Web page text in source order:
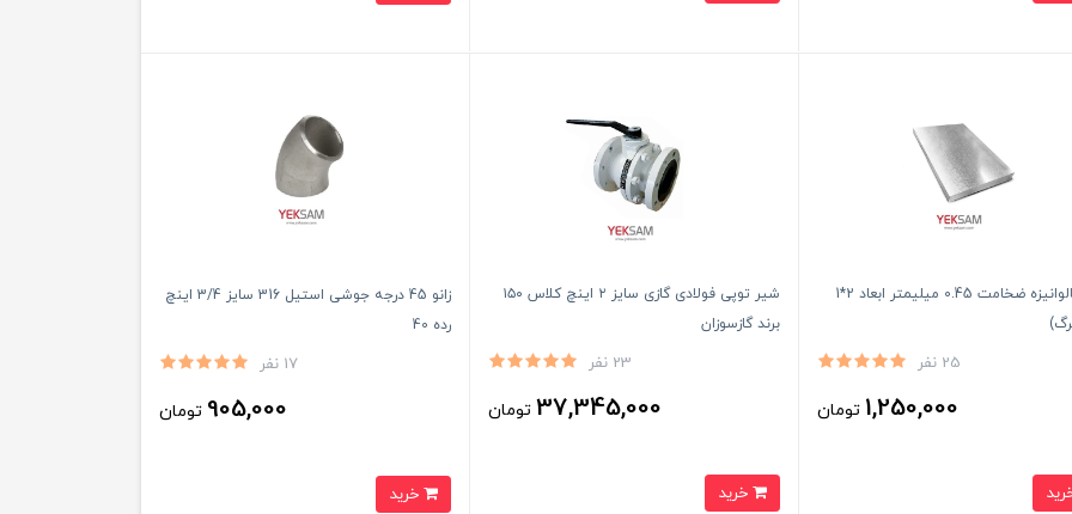
ورق گالوانیزه ضخامت 0.45 میلیمتر ابعاد 2*1
25 نفر
1,250,000 تومان
شیر توپی فولادی گازی سایز ۲ اینچ کلاس ۱۵۰
برند گازسوزان
23 نفر
37,345,000 تومان
خرید
زانو 45 درجه جوشی استیل 316 سایز 3/4 اینچ
رده 40
17 نفر
905,000 تومان
خرید